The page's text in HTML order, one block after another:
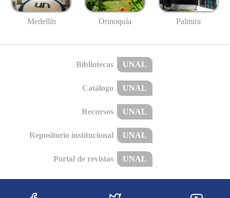
Medellín Orinoquía Palmira
Bibliotecas UNAL
Catálogo UNAL
Recursos UNAL
Repositorio institucional UNAL
Portal de revistas UNAL